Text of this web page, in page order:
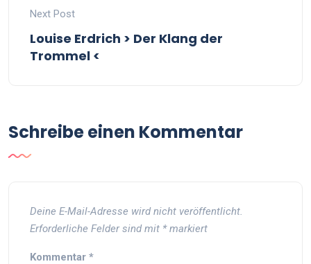
Next Post
Louise Erdrich > Der Klang der
Trommel <
Schreibe einen Kommentar
Deine E-Mail-Adresse wird nicht veröffentlicht.
Erforderliche Felder sind mit *markiert
Kommentar *